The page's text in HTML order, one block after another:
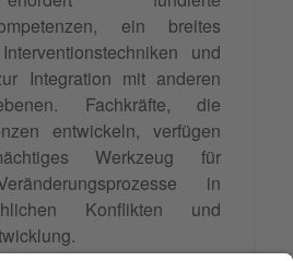
ein breites
und
Integration mit anderen
Fachkräfte, die
entwickeln, verfügen
Werkzeug für
in
Konflikten und